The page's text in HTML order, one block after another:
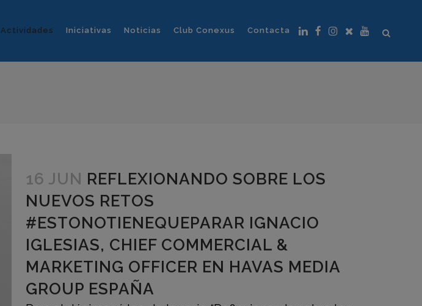
Actividades Iniciativas Noticias Club Conexus Contacta
16 JUN REFLEXIONANDO SOBRE LOS
NUEVOS RETOS
#ESTONOTIENEQUEPARAR IGNACIO
IGLESIAS, CHIEF COMMERCIAL &
MARKETING OFFICER EN HAVAS MEDIA
GROUP ESPAÑA